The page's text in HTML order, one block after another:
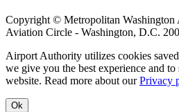
Copyright © Metropolitan Washington
Aviation Circle - Washington, D.C.
Airport Authority utilizes cookies
we give you the best experience and to
website. Read more about ourPrivacy
Ok